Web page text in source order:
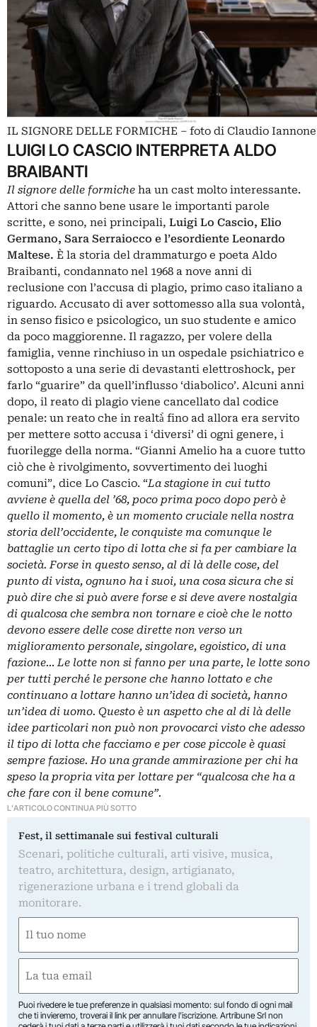
IL SIGNORE DELLE FORMICHE – foto di Claudio Iannone
LUIGI LO CASCIO INTERPRETA ALDO
BRAIBANTI
Il signore delle formiche ha un cast molto interessante.
Attori che sanno bene usare le importanti parole
scritte, e sono, nei principali, Luigi Lo Cascio, Elio
Germano, Sara Serraiocco e l’esordiente Leonardo
Maltese. È la storia del drammaturgo e poeta Aldo
Braibanti, condannato nel 1968 a nove anni di
reclusione con l’accusa di plagio, primo caso italiano a
riguardo. Accusato di aver sottomesso alla sua volontà,
in senso fisico e psicologico, un suo studente e amico
da poco maggiorenne. Il ragazzo, per volere della
famiglia, venne rinchiuso in un ospedale psichiatrico e
sottoposto a una serie di devastanti elettroshock, per
farlo “guarire” da quell’influsso ‘diabolico’. Alcuni anni
dopo, il reato di plagio viene cancellato dal codice
penale: un reato che in realtà̀ fino ad allora era servito
per mettere sotto accusa i ‘diversi’ di ogni genere, i
fuorilegge della norma. “Gianni Amelio ha a cuore tutto
ciò che è rivolgimento, sovvertimento dei luoghi
comuni”, dice Lo Cascio. “La stagione in cui tutto
avviene è quella del ’68, poco prima poco dopo però è
quello il momento, è un momento cruciale nella nostra
storia dell’occidente, le conquiste ma comunque le
battaglie un certo tipo di lotta che si fa per cambiare la
società. Forse in questo senso, al di là delle cose, del
punto di vista, ognuno ha i suoi, una cosa sicura che si
può dire che si può avere forse e si deve avere nostalgia
di qualcosa che sembra non tornare e cioè che le notto
devono essere delle cose dirette non verso un
miglioramento personale, singolare, egoistico, di una
fazione… Le lotte non si fanno per una parte, le lotte sono
per tutti perché le persone che hanno lottato e che
continuano a lottare hanno un’idea di società, hanno
un’idea di uomo. Questo è un aspetto che al di là delle
idee particolari non può non provocarci visto che adesso
il tipo di lotta che facciamo e per cose piccole è quasi
sempre faziose. Ho una grande ammirazione per chi ha
speso la propria vita per lottare per “qualcosa che ha a
che fare con il bene comune”.
L'ARTICOLO CONTINUA PIÙ SOTTO
Fest, il settimanale sui festival culturali
Scenari, politiche culturali, arti visive, musica,
teatro, architettura, design, artigianato,
rigenerazione urbana e i trend globali da
monitorare.
(Required)
(Required)
Puoi rivedere le tue preferenze in qualsiasi momento: sul fondo di ogni mail
che ti invieremo, troverai il link per annullare l’iscrizione. Artribune Srl non